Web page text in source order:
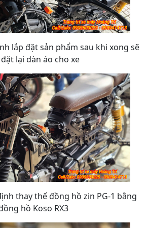
lắp đặt sản phẩm sau khi xong sẽ
lại dàn áo cho xe
thay thế đồng hồ zin PG-1 bằng
hồ Koso RX3